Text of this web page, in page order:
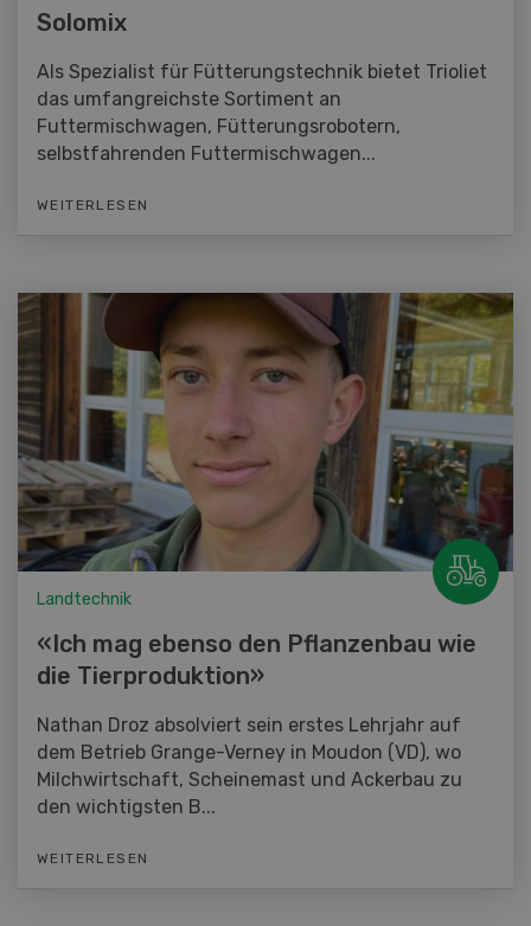
Solomix
Als Spezialist für Fütterungstechnik bietet Trioliet
das umfangreichste Sortiment an
Futtermischwagen, Fütterungsrobotern,
selbstfahrenden Futtermischwagen...
WEITERLESEN
Landtechnik
«Ich mag ebenso den Pflanzenbau wie
die Tierproduktion»
Nathan Droz absolviert sein erstes Lehrjahr auf
dem Betrieb Grange-Verney in Moudon (VD), wo
Milchwirtschaft, Scheinemast und Ackerbau zu
den wichtigsten B...
WEITERLESEN